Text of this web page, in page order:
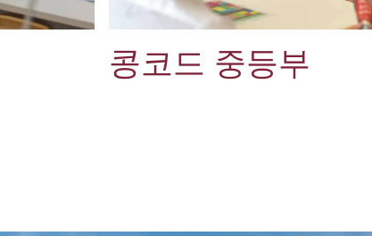
콩코드 중등부